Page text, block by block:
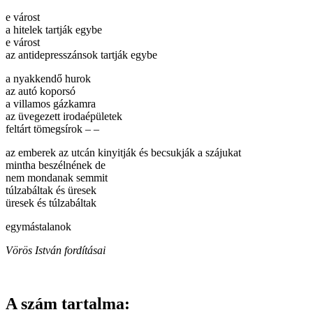
e várost
a hitelek tartják egybe
e várost
az antidepresszánsok tartják egybe
a nyakkendő hurok
az autó koporsó
a villamos gázkamra
az üvegezett irodaépületek
feltárt tömegsírok – –
az emberek az utcán kinyitják és becsukják a szájukat
mintha beszélnének de
nem mondanak semmit
túlzabáltak és üresek
üresek és túlzabáltak
egymástalanok
Vörös István fordításai
A szám tartalma: